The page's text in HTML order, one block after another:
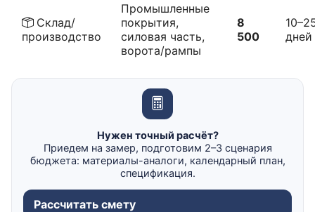
Склад/
производство
Промышленные
покрытия,
силовая часть,
ворота/рампы
8
500
дней
Нужен точный расчёт?
Приедем на замер, подготовим 2–3 сценария
бюджета: материалы-аналоги, календарный план,
спецификация.
Рассчитать смету